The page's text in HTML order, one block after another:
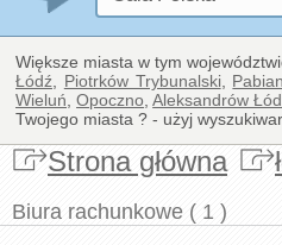
Większe miasta w tym
Łódź
Piotrków Trybunalski,
Wieluń ,Opoczno ,Aleksandrów
Twojego miasta ? - użyj
Strona główna
Biura rachunkowe ( 1 )